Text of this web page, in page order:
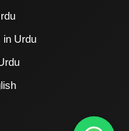
in Urdu